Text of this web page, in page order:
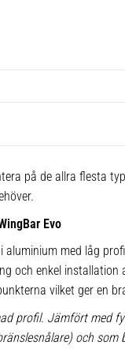
på de allra flesta
Evo
med låg
och enkel installation
vilket ger en
profil. Jämfört med
och som